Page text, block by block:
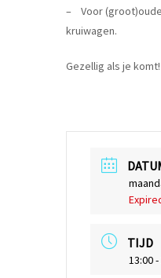
– Voor
kruiwagen.
Gezellig als je
TIJD
13:00